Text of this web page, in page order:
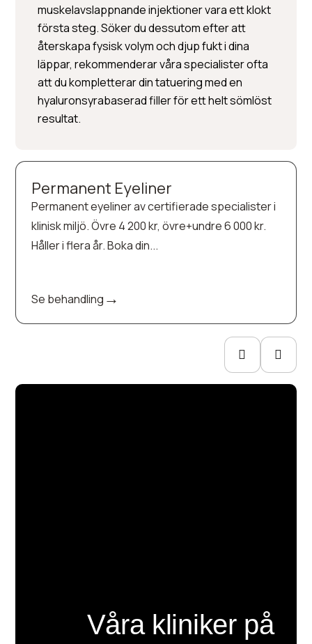
muskelavslappnande injektioner vara ett klokt
första steg. Söker du dessutom efter att
återskapa fysisk volym och djup fukt i dina
läppar, rekommenderar våra specialister ofta
att du kompletterar din tatuering med en
hyaluronsyrabaserad filler för ett helt sömlöst
resultat.
Permanent Eyeliner
Permanent eyeliner av certifierade specialister i
klinisk miljö. Övre 4 200 kr, övre+undre 6 000 kr.
Håller i flera år. Boka din...
Se behandling →
Våra kliniker på